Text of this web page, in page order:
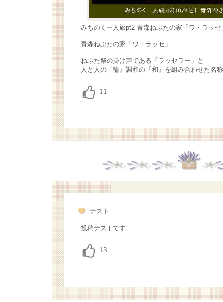
みちのく一人旅pt2 青森ねぶたの家「ワ・ラッセ
青森ねぶたの家「ワ・ラッセ」
ねぶた祭の掛け声である「ラッセラー」と
人と人の『輪』調和の『和』を組み合わせた名称
テスト
投稿テストです